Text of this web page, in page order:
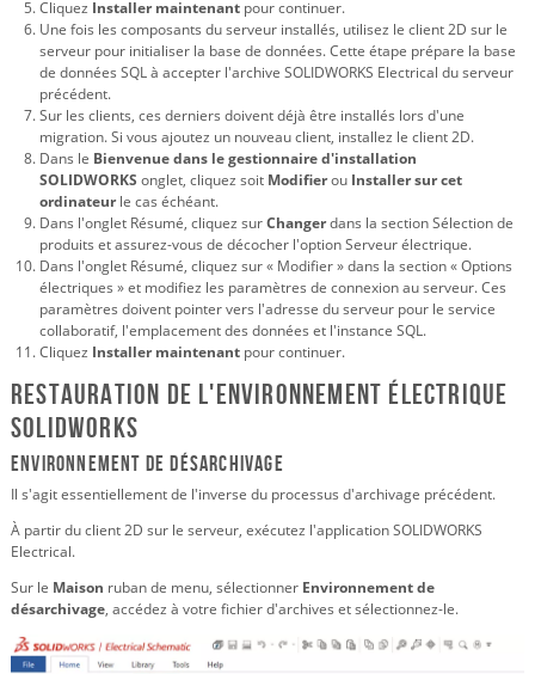
Cliquez Installer maintenant pour continuer.
Une fois les composants du serveur installés, utilisez le client 2D sur le
serveur pour initialiser la base de données. Cette étape prépare la base
de données SQL à accepter l'archive SOLIDWORKS Electrical du serveur
précédent.
Sur les clients, ces derniers doivent déjà être installés lors d'une
migration. Si vous ajoutez un nouveau client, installez le client 2D.
Dans le Bienvenue dans le gestionnaire d'installation
SOLIDWORKS onglet, cliquez soit Modifierou Installer sur cet
ordinateur le cas échéant.
Dans l'onglet Résumé, cliquez surChangerdans la section Sélection de
produits et assurez-vous de décocher l'option Serveur électrique.
Dans l'onglet Résumé, cliquez sur « Modifier » dans la section « Options
électriques » et modifiez les paramètres de connexion au serveur. Ces
paramètres doivent pointer vers l'adresse du serveur pour le service
collaboratif, l'emplacement des données et l'instance SQL.
Cliquez Installer maintenant pour continuer.
Restauration de l'environnement électrique
SOLIDWORKS
Environnement de désarchivage
Il s'agit essentiellement de l'inverse du processus d'archivage précédent.
À partir du client 2D sur le serveur, exécutez l'application SOLIDWORKS
Electrical.
Sur le Maison ruban de menu, sélectionner Environnement de
désarchivage, accédez à votre fichier d'archives et sélectionnez-le.